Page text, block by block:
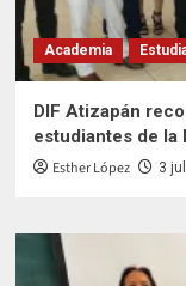
Academia
DIF Atizapán
estudiantes de la
Esther López 3